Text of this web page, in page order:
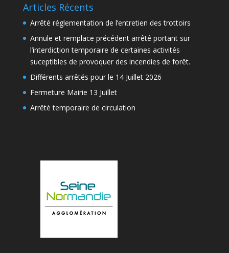
Articles Récents
Arrêté réglementation de l’entretien des trottoirs
Annule et remplace précédent arrêté portant sur
l’interdiction temporaire de certaines activités
suceptibles de provoquer des incendies de forêt.
Différents arrêtés pour le 14 Juillet 2026
Fermeture Mairie 13 Juillet
Arrêté temporaire de circulation